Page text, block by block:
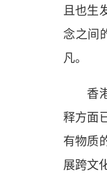
且也生
念之间
凡。
香港
释方面
有物质
展跨文